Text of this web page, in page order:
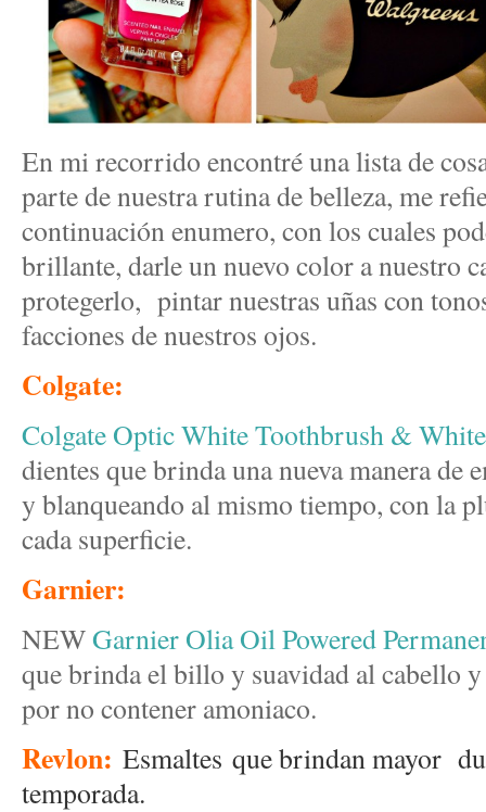
En mi recorrido encontré una lista de
parte de nuestra rutina de belleza, me
continuación enumero, con los cuales
brillante, darle un nuevo color a nuestro
protegerlo, pintar nuestras uñas con
facciones de nuestros ojos.
Colgate:
Colgate Optic White Toothbrush &
dientes que brinda una nueva manera de
y blanqueando al mismo tiempo, con la
cada superficie.
Garnier:
NEWGarnier Olia Oil Powered
que brinda el billo y suavidad al cabello
por no contener amoniaco.
Revlon: Esmaltes que brindan mayor
temporada.